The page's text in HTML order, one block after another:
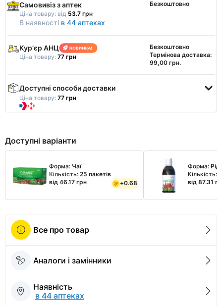
Самовивіз з аптек
Ціна товару: від 53.7 грн
В наявності в 44 аптеках
Безкоштовно
Курʼєр АНЦ
Ціна товару: 77 грн
Безкоштовно
Термінова доставка:
99,00 грн.
Доступні способи доставки
Ціна товару: 77 грн
Доступні варіанти
Форма: Чаї
Кількість: 25 пакетів
від 46.17 грн
+0.68
Форма:
Кількість:
від 87.31
Все про товар
Аналоги і замінники
Наявність
в 44 аптеках